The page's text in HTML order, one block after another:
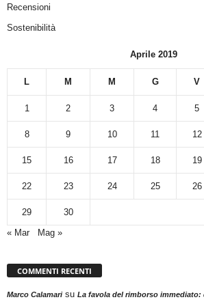
Recensioni
Sostenibilità
Aprile 2019
L M M G V
1 2 3 4 5
8 9 10 11 12
15 16 17 18 19
22 23 24 25 26
29
30
« Mar
Mag »
COMMENTI RECENTI
Marco Calamarisu La favola del rimborso